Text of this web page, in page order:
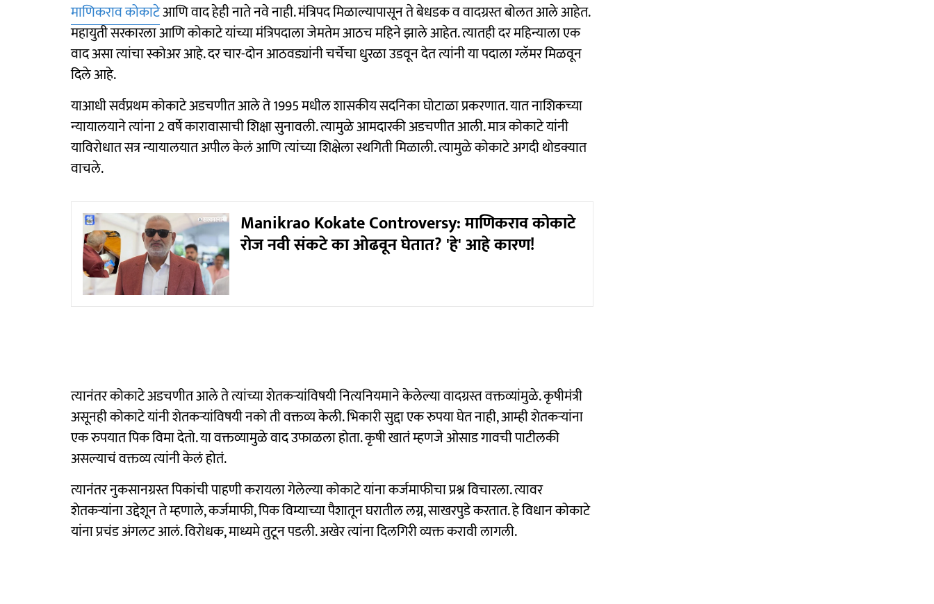
माणिकराव कोकाटेआणि वाद हेही नाते नवे नाही. मंत्रिपद मिळाल्यापासून ते बेधडक व वादग्रस्त बोलत आले आहेत.
महायुती सरकारला आणि कोकाटे यांच्या मंत्रिपदाला जेमतेम आठच महिने झाले आहेत. त्यातही दर महिन्याला एक
वाद असा त्यांचा स्कोअर आहे. दर चार-दोन आठवड्यांनी चर्चेचा धुरळा उडवून देत त्यांनी या पदाला ग्लॅमर मिळवून
दिले आहे.
याआधी सर्वप्रथम कोकाटे अडचणीत आले ते 1995 मधील शासकीय सदनिका घोटाळा प्रकरणात. यात नाशिकच्या
न्यायालयाने त्यांना 2 वर्षे कारावासाची शिक्षा सुनावली. त्यामुळे आमदारकी अडचणीत आली. मात्र कोकाटे यांनी
याविरोधात सत्र न्यायालयात अपील केलं आणि त्यांच्या शिक्षेला स्थगिती मिळाली. त्यामुळे कोकाटे अगदी थोडक्यात
वाचले.
Manikrao Kokate Controversy: माणिकराव कोकाटे
रोज नवी संकटे का ओढवून घेतात? 'हे' आहे कारण!
त्यानंतर कोकाटे अडचणीत आले ते त्यांच्या शेतकऱ्यांविषयी नित्यनियमाने केलेल्या वादग्रस्त वक्तव्यांमुळे. कृषीमंत्री
असूनही कोकाटे यांनी शेतकऱ्यांविषयी नको ती वक्तव्य केली. भिकारी सुद्दा एक रुपया घेत नाही, आम्ही शेतकऱ्यांना
एक रुपयात पिक विमा देतो. या वक्तव्यामुळे वाद उफाळला होता. कृषी खातं म्हणजे ओसाड गावची पाटीलकी
असल्याचं वक्तव्य त्यांनी केलं होतं.
त्यानंतर नुकसानग्रस्त पिकांची पाहणी करायला गेलेल्या कोकाटे यांना कर्जमाफीचा प्रश्न विचारला. त्यावर
शेतकऱ्यांना उद्देशून ते म्हणाले, कर्जमाफी, पिक विम्याच्या पैशातून घरातील लग्न, साखरपुडे करतात. हे विधान कोकाटे
यांना प्रचंड अंगलट आलं. विरोधक, माध्यमे तुटून पडली. अखेर त्यांना दिलगिरी व्यक्त करावी लागली.